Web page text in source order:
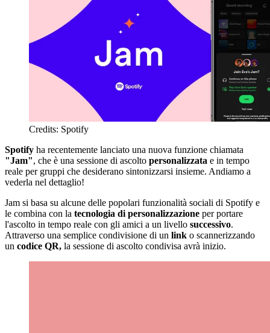
Credits: Spotify
Spotify ha recentemente lanciato una nuova funzione chiamata
"Jam", che è una sessione di ascolto personalizzata e in tempo
reale per gruppi che desiderano sintonizzarsi insieme. Andiamo a
vederla nel dettaglio!
Jam si basa su alcune delle popolari funzionalità sociali di Spotify e
le combina con la tecnologia di personalizzazione per portare
l'ascolto in tempo reale con gli amici a un livello successivo.
Attraverso una semplice condivisione di un link o scannerizzando
un codice QR, la sessione di ascolto condivisa avrà inizio.